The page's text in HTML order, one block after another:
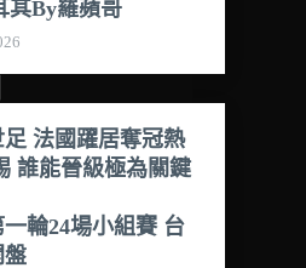
其By羅蘋哥
法國躍居奪冠熱
誰能晉級極為關鍵
輪24場小組賽 台
盤